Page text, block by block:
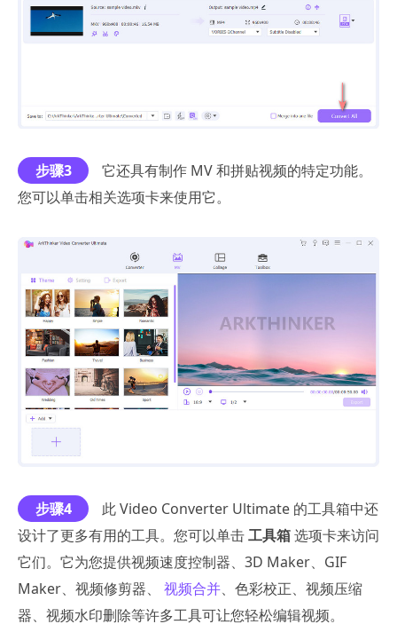
步骤3
它还具有制作 MV 和拼贴视频的特定功能。
您可以单击相关选项卡来使用它。
步骤4
此 Video Converter Ultimate 的工具箱中还
设计了更多有用的工具。您可以单击工具箱选项卡来访问
它们。它为您提供视频速度控制器、3D Maker、GIF
Maker、视频修剪器、 视频合并、色彩校正、视频压缩
器、视频水印删除等许多工具可让您轻松编辑视频。